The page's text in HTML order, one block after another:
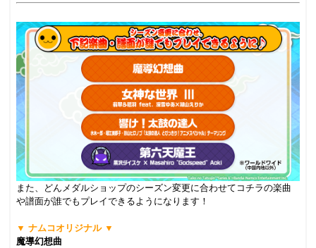
また、どんメダルショップのシーズン変更に合わせてコチラの楽曲
や譜面が誰でもプレイできるようになります！
▼ ナムコオリジナル ▼
魔導幻想曲